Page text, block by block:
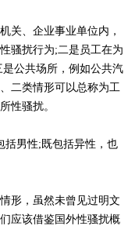
、企业事业单位内，
骚扰行为;二是员工在为
公共场所，例如公共汽
二类情形可以总称为工
性骚扰。
男性;既包括异性，也
，虽然未曾见过明文
应该借鉴国外性骚扰概